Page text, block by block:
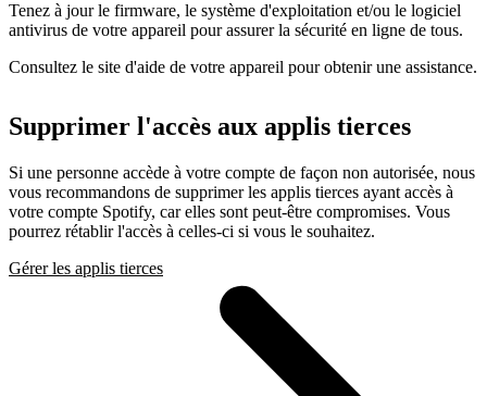
Tenez à jour le firmware, le système d'exploitation et/ou le logiciel
antivirus de votre appareil pour assurer la sécurité en ligne de tous.
Consultez le site d'aide de votre appareil pour obtenir une assistance.
Supprimer l'accès aux applis tierces
Si une personne accède à votre compte de façon non autorisée, nous
vous recommandons de supprimer les applis tierces ayant accès à
votre compte Spotify, car elles sont peut-être compromises. Vous
pourrez rétablir l'accès à celles-ci si vous le souhaitez.
Gérer les applis tierces